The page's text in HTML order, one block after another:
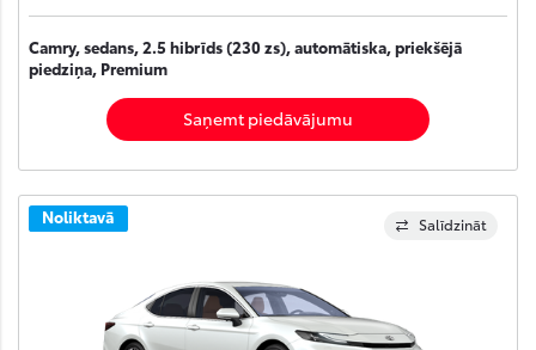
Camry, sedans, 2.5 hibrīds (230 zs), automātiska, priekšējā
piedziņa, Premium
Saņemt piedāvājumu
Salīdzināt
Noliktavā